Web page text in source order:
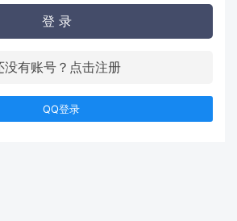
登 录
没有账号？点击注册
QQ登录